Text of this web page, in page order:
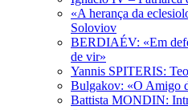
«A herança da
Soloviov
BERDIAÉV: «Em
de vir»
Yannis SPITERIS:
Bulgakov: «O Amigo
Battista MONDIN: